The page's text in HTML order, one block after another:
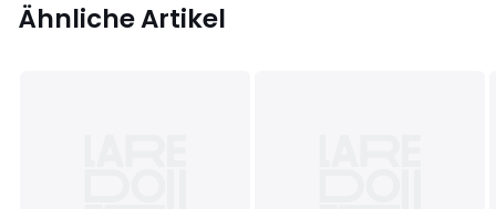
Ähnliche Artikel